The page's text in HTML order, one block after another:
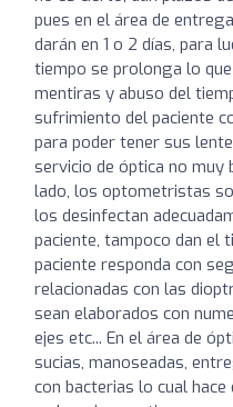
pues en el área de
darán en 1 o 2 días, para
tiempo se prolonga lo
mentiras y abuso del
sufrimiento del paciente
para poder tener sus
servicio de óptica no
lado, los optometristas
los desinfectan
paciente, tampoco dan el
paciente responda con
relacionadas con las
sean elaborados con
ejes etc... En el área de
sucias, manoseadas,
con bacterias lo cual